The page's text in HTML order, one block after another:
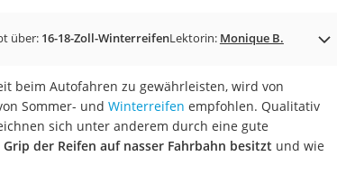
Benzinkanister (20 l)
Fahrradträger E-Bike
Benzinkanister
Marderschreck
über: 16-18-Zoll-WinterreifenLektorin: Monique B.
beim Autofahren zu gewährleisten, wird von
Sommer- und Winterreifen empfohlen. Qualitativ
sich unter anderem durch eine gute
Grip der Reifen auf nasser Fahrbahn besitzt und wie